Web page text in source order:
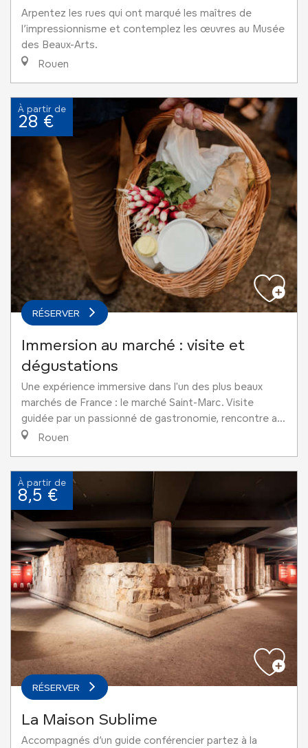
Arpentez les rues qui ont marqué les maîtres de
l’impressionnisme et contemplez les œuvres au Musée
des Beaux-Arts.
Rouen
À partir de
28 €
RÉSERVER
Immersion au marché : visite et
dégustations
Une expérience immersive dans l'un des plus beaux
marchés de France : le marché Saint-Marc. Visite
guidée par un passionné de gastronomie, rencontre a...
Rouen
À partir de
8,5 €
RÉSERVER
La Maison Sublime
Accompagnés d’un guide conférencier partez à la